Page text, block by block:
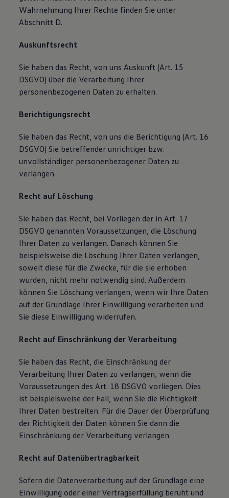
Wahrnehmung Ihrer Rechte finden Sie unter
Abschnitt D.
Auskunftsrecht
Sie haben das Recht, von uns Auskunft (Art. 15
DSGVO) über die Verarbeitung Ihrer
personenbezogenen Daten zu erhalten.
Berichtigungsrecht
Sie haben das Recht, von uns die Berichtigung (Art. 16
DSGVO) Sie betreffender unrichtiger bzw.
unvollständiger personenbezogener Daten zu
verlangen.
Recht auf Löschung
Sie haben das Recht, bei Vorliegen der in Art. 17
DSGVO genannten Voraussetzungen, die Löschung
Ihrer Daten zu verlangen. Danach können Sie
beispielsweise die Löschung Ihrer Daten verlangen,
soweit diese für die Zwecke, für die sie erhoben
wurden, nicht mehr notwendig sind. Außerdem
können Sie Löschung verlangen, wenn wir Ihre Daten
auf der Grundlage Ihrer Einwilligung verarbeiten und
Sie diese Einwilligung widerrufen.
Recht auf Einschränkung der Verarbeitung
Sie haben das Recht, die Einschränkung der
Verarbeitung Ihrer Daten zu verlangen, wenn die
Voraussetzungen des Art. 18 DSGVO vorliegen. Dies
ist beispielsweise der Fall, wenn Sie die Richtigkeit
Ihrer Daten bestreiten. Für die Dauer der Überprüfung
der Richtigkeit der Daten können Sie dann die
Einschränkung der Verarbeitung verlangen.
Recht auf Datenübertragbarkeit
Sofern die Datenverarbeitung auf der Grundlage eine
Einwilligung oder einer Vertragserfüllung beruht und